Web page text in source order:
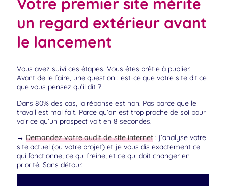
un regard extérieur avant
le lancement
Vous avez suivi ces étapes. Vous êtes prêt·e à publier.
Avant de le faire, une question : est-ce que votre site dit ce
que vous pensez qu’il dit ?
Dans 80% des cas, la réponse est non. Pas parce que le
travail est mal fait. Parce qu’on est trop proche de soi pour
voir ce qu’un prospect voit en 8 secondes.
→ Demandez votre audit de site internet : j’analyse votre
site actuel (ou votre projet) et je vous dis exactement ce
qui fonctionne, ce qui freine, et ce qui doit changer en
priorité. Sans détour.